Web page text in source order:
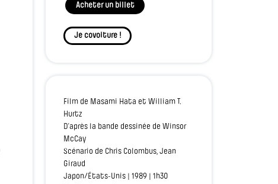
Acheter un billet
Je covoiture !
Film de Masami Hata et William T.
Hurtz
D’après la bande dessinée de Winsor
McCay
Scénario de Chris Colombus, Jean
Giraud
Japon/États-Unis | 1989 | 1h30